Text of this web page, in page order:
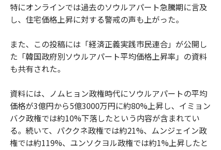
特にオンラインでは過去のソウルアパート急騰期に言及
し、住宅価格上昇に対する警戒の声も上がった。
また、この投稿には「経済正義実践市民連合」が公開し
た「韓国政府別ソウルアパート平均価格上昇率」の資料
も共有された。
資料には、ノムヒョン政権時代にソウルアパートの平均
価格が3億円から5億3000万円に約80%上昇し、イミョン
バク政権では約10%下落したという内容が含まれてい
る。続いて、パククネ政権では約21%、ムンジェイン政
権では約119%、ユンソクヨル政権では約1%上昇したと